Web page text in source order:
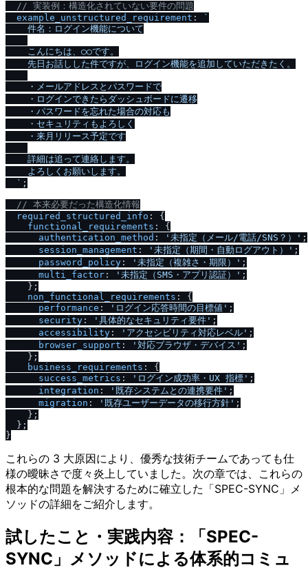
// 実装例：構造化されていない要件の問題
example_unstructured_requirement :
`
    件名：ログイン機能について
    こんにちは、○○です。
    先日お話しした件ですが、ログイン機能を追加していただきたく。
    ・メールアドレスとパスワードで
    ・ログインできたらダッシュボードに遷移
    ・パスワードを忘れた場合の対応も
    ・セキュリティもよろしく
    ・来月リリース予定です
    詳細は追って連絡します。
    よろしくお願いします。
  `
;
// 本来必要だった構造化情報
required_structured_info : {
functional_requirements : {
authentication_method : '未指定（メール/電話/SNS？）' ;
session_management : '未指定（期間・自動ログアウト）' ;
password_policy : '未指定（複雑さ・期限）' ;
multi_factor : '未指定（SMS・アプリ認証）' ;
    };
non_functional_requirements : {
performance : 'ログイン応答時間の目標値' ;
security : '具体的なセキュリティ要件' ;
accessibility : 'アクセシビリティ対応レベル' ;
browser_support : '対応ブラウザ・デバイス' ;
    };
business_requirements : {
success_metrics : 'ログイン成功率・UX 指標' ;
integration : '既存システムとの連携要件' ;
migration : '既存ユーザーデータの移行方針' ;
    };
  };
これらの 3 大原因により、優秀な技術チームであっても仕
様の曖昧さで度々炎上していました。次の章では、これらの
根本的な問題を解決するために確立した「SPEC-SYNC」メ
ソッドの詳細をご紹介します。
試したこと・実践内容：「SPEC-
SYNC」メソッドによる体系的コミュ